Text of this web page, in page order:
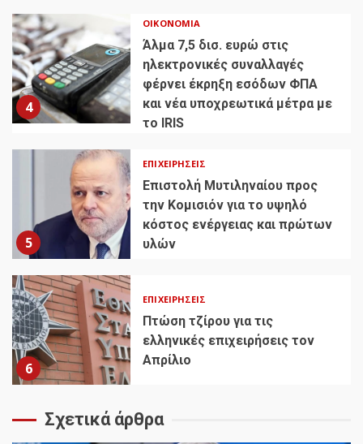
4
ΟΙΚΟΝΟΜΊΑ
Άλμα 7,5 δισ. ευρώ στις
ηλεκτρονικές συναλλαγές
φέρνει έκρηξη εσόδων ΦΠΑ
και νέα υποχρεωτικά μέτρα με
το IRIS
5
ΕΠΙΧΕΙΡΉΣΕΙΣ
Επιστολή Μυτιληναίου προς
την Κομισιόν για το υψηλό
κόστος ενέργειας και πρώτων
υλών
6
ΕΠΙΧΕΙΡΉΣΕΙΣ
Πτώση τζίρου για τις
ελληνικές επιχειρήσεις τον
Απρίλιο
Σχετικά άρθρα